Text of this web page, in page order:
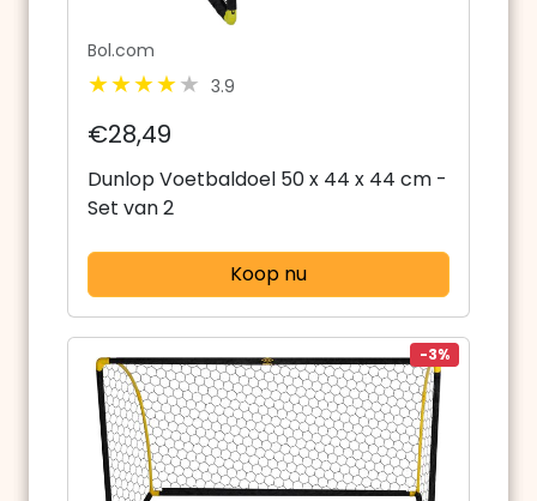
Bol.com
3.9
€28,49
Dunlop Voetbaldoel 50 x 44 x 44 cm -
Set van 2
Koop nu
-3%